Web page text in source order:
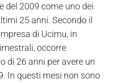
del 2009 come uno dei
25 anni. Secondo il
di Ucimu, in
occorre
di 26 anni per avere un
In questi mesi non sono